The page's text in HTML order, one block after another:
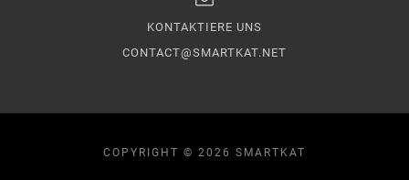
KONTAKTIERE UNS
CONTACT@SMARTKAT.NET
COPYRIGHT © 2026 SMARTKAT